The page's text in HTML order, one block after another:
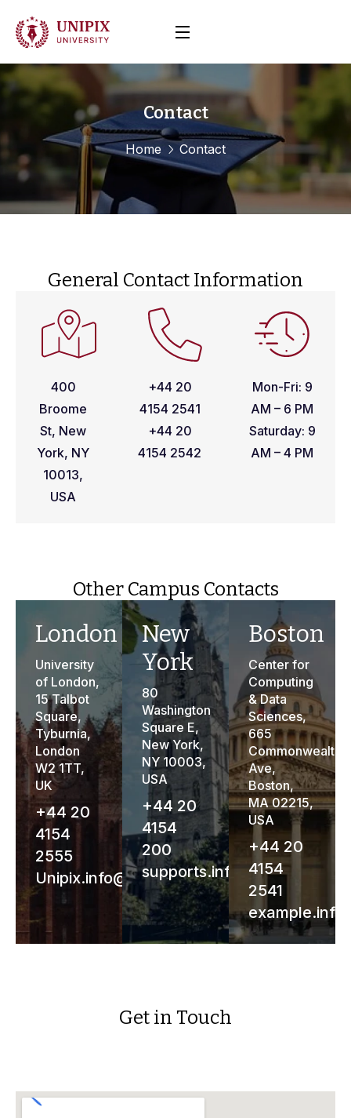
Contact
Home Contact
General Contact Information
400
Broome
St, New
York, NY
10013,
USA
+44 20
4154 2541
+44 20
4154 2542
Mon-Fri: 9
AM – 6 PM
Saturday: 9
AM – 4 PM
Other Campus Contacts
London
University
of London,
15 Talbot
Square,
Tyburnia,
London
W2 1TT,
UK
+44 20
4154
2555
Unipix.info@edu
New
York
80
Washington
Square E,
New York,
NY 10003,
USA
+44 20
4154
200
supports.info@edu
Boston
Center for
Computing
& Data
Sciences,
665
Commonwealth
Ave,
Boston,
MA 02215,
USA
+44 20
4154
2541
Get in Touch